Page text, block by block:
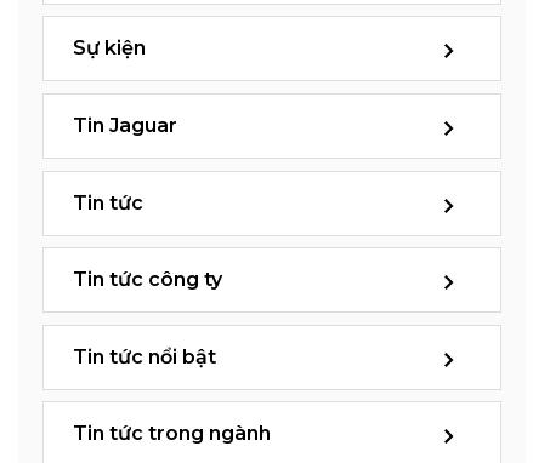
Sự kiện
Tin Jaguar
Tin tức
Tin tức công ty
Tin tức nổi bật
Tin tức trong ngành